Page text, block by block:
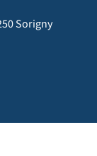
Sorigny